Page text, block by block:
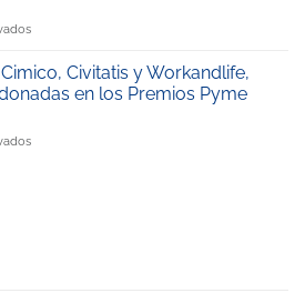
escuela
de
la
compromiso
la
conciliación
familiar
Premio
Educativa
2025
en
ahorrar
en
el
de
Civitatis y Workandlife,
en los Premios Pyme
en